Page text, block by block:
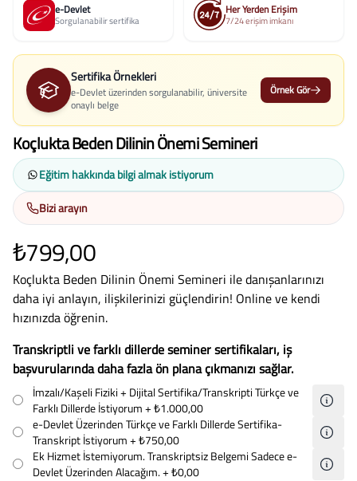
e-Devlet
Sorgulanabilir sertifika
Her Yerden Erişim
7/24 erişim imkanı
Sertifika Örnekleri
e-Devlet üzerinden sorgulanabilir, üniversite
onaylı belge
Örnek Gör
Koçlukta Beden Dilinin Önemi Semineri
Eğitim hakkında bilgi almak istiyorum
Bizi arayın
₺799,00
Koçlukta Beden Dilinin Önemi Semineri ile danışanlarınızı
daha iyi anlayın, ilişkilerinizi güçlendirin! Online ve kendi
hızınızda öğrenin.
Transkriptli ve farklı dillerde seminer sertifikaları, iş
başvurularında daha fazla ön plana çıkmanızı sağlar.
İmzalı/Kaşeli Fiziki + Dijital Sertifika/Transkripti Türkçe ve
Farklı Dillerde İstiyorum+ ₺1.000,00
e-Devlet Üzerinden Türkçe ve Farklı Dillerde Sertifika-
Transkript İstiyorum+ ₺750,00
Ek Hizmet İstemiyorum. Transkriptsiz Belgemi Sadece e-
Devlet Üzerinden Alacağım.+ ₺0,00